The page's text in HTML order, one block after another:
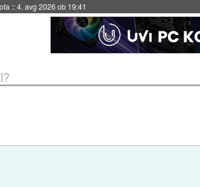
avg 2026 ob 19:41